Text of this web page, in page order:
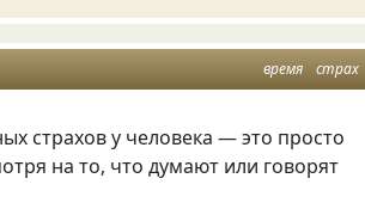
время страх
страхов у человека — это просто
на то, что думают или говорят